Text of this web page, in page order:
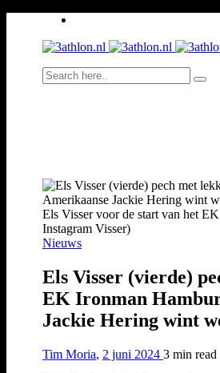
Els Visser voor de start van het
Instagram Visser)
Nieuws
Els Visser (vierde)
EK Ironman
Jackie Hering wint
Tim Moria, 2 juni 2024 3 min read